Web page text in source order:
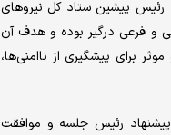
رئیس پیشین ستاد کل نیروهای
که ۱۵ دستگاه کشوری و لشکری اصلی و فرعی درگیر بوده و هدف آن
برای پیشگیری از ناامنی‌ها،
پیشنهاد رئیس جلسه و موافقت